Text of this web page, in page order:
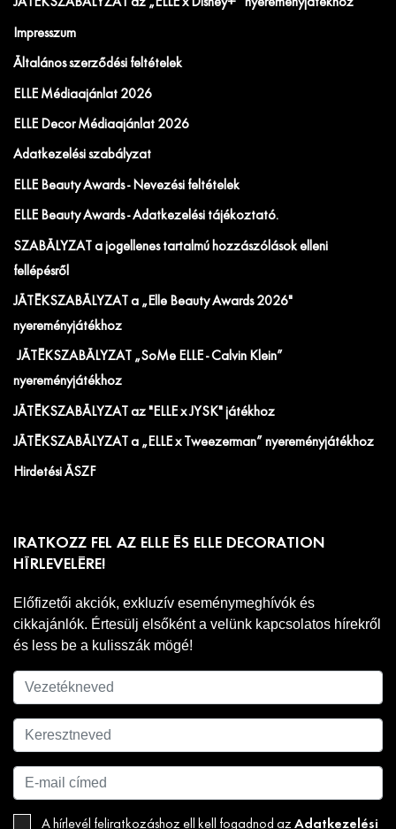
JÁTÉKSZABÁLYZAT az „ELLE x Disney+” nyereményjátékhoz
Impresszum
Általános szerződési feltételek
ELLE Médiaajánlat 2026
ELLE Decor Médiaajánlat 2026
Adatkezelési szabályzat
ELLE Beauty Awards - Nevezési feltételek
ELLE Beauty Awards - Adatkezelési tájékoztató.
SZABÁLYZAT a jogellenes tartalmú hozzászólások elleni
fellépésről
JÁTÉKSZABÁLYZAT a „Elle Beauty Awards 2026"
nyereményjátékhoz
JÁTÉKSZABÁLYZAT „SoMe ELLE - Calvin Klein”
nyereményjátékhoz
JÁTÉKSZABÁLYZAT az "ELLE x JYSK" játékhoz
JÁTÉKSZABÁLYZAT a „ELLE x Tweezerman” nyereményjátékhoz
Hirdetési ÁSZF
IRATKOZZ FEL AZ ELLE ÉS ELLE DECORATION
HÍRLEVELÉRE!
Előfizetői akciók, exkluzív eseménymeghívók és
cikkajánlók. Értesülj elsőként a velünk kapcsolatos hírekről
és less be a kulisszák mögé!
A hírlevél feliratkozáshoz ell kell fogadnod az Adatkezelési